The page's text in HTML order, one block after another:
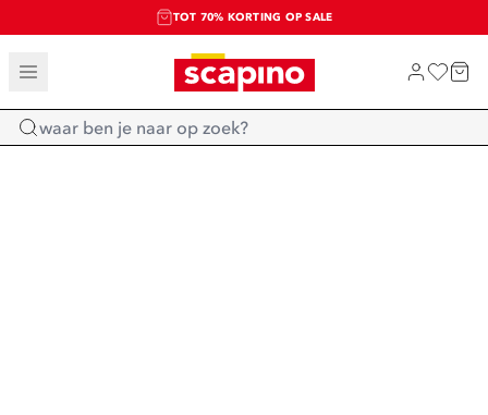
TOT 70% KORTING OP SALE
SALE: LAATSTE KANS!
SHOP NIEUW
Home